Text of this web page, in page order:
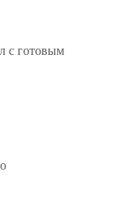
с готовым